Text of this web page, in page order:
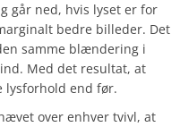
går ned, hvis lyset er for
bedre billeder. Det
samme blændering i
Med det resultat, at
lysforhold end før.
over enhver tvivl, at